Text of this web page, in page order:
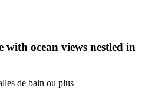
ocean views nestled in
de bain ou plus